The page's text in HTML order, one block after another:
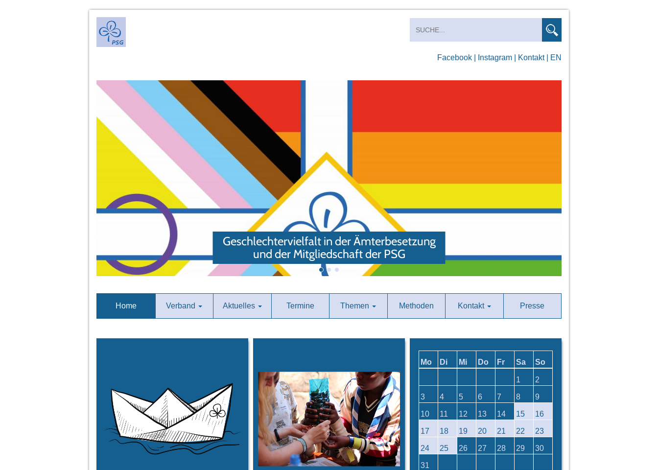
Facebook | Instagram | Kontakt | EN
Geschlechtervielfalt in der Ämterbesetzung
und der Mitgliedschaft der PSG
Home Verband Aktuelles Termine Themen Methoden Kontakt Presse
Mo Di Mi Do Fr Sa So
1 2
3 4 5 6 7 8 9
10 11 12 13 14 15 16
17 18 19 20 21 22 23
24 25 26 27 28 29 30
31